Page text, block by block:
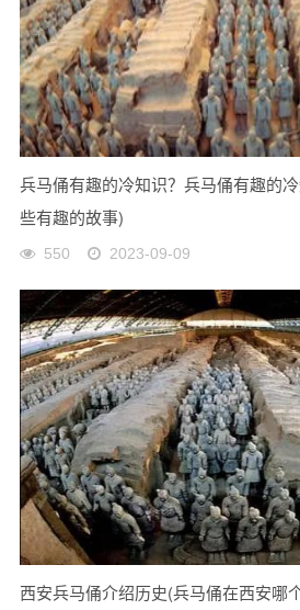
兵马俑有趣的冷知识？兵马俑有趣的
些有趣的故事)
550 2023-09-09
西安兵马俑介绍历史(兵马俑在西安哪